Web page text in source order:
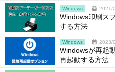
Windows 2021/
Windows印刷ス
する方法
Windows 2023/
Windowsが再起
再起動する方法